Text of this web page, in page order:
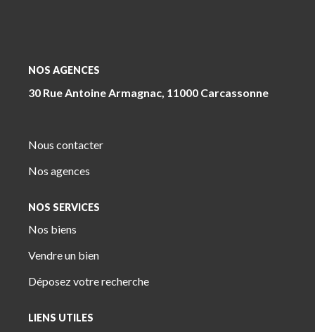
NOS AGENCES
30 Rue Antoine Armagnac, 11000 Carcassonne
Nous contacter
Nos agences
NOS SERVICES
Nos biens
Vendre un bien
Déposez votre recherche
LIENS UTILES